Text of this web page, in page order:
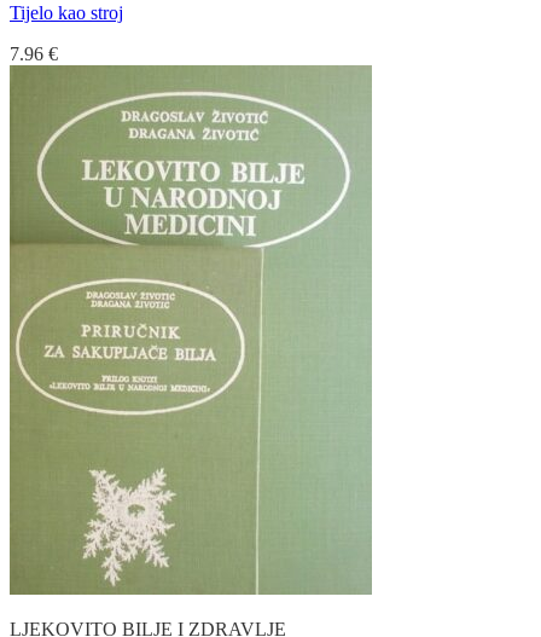
Tijelo kao stroj
7.96 €
LJEKOVITO BILJE I ZDRAVLJE